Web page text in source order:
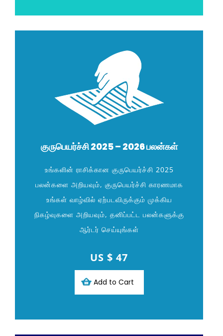
குருபெயர்ச்சி 2025 – 2026 பலன்கள்
உங்களின் ராசிக்கான குருபெயர்ச்சி 2025
பலன்களை அறியவும், குருபெயர்ச்சி காரணமாக
உங்கள் வாழ்வில் ஏற்படவிருக்கும் முக்கிய
நிகழ்வுகளை அறியவும், தனிப்பட்ட பலன்களுக்கு
ஆர்டர் செய்யுங்கள்
US $ 47
Add to Cart